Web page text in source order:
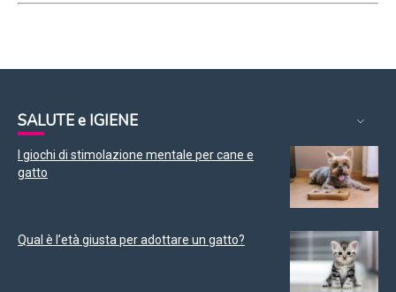
SALUTE e IGIENE
I giochi di stimolazione mentale per cane e
gatto
Qual è l’età giusta per adottare un gatto?